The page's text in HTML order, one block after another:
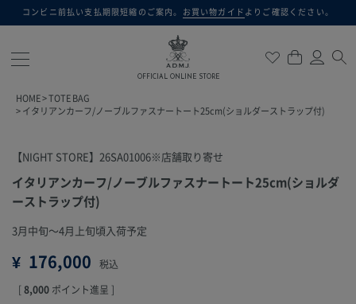
コンビニ前払い支払期限短縮のご案内。 お買い物ガイド よりご確認ください。
OFFICIAL ONLINE STORE
検索
HOME
TOTE BAG
イタリアンカーフ/ノーブルファスナートート25cm(ショルダーストラップ付)
【NIGHT STORE】26SA01006※店舗取り寄せ
イタリアンカーフ/ノーブルファスナートート25cm(ショルダ
ーストラップ付)
3月中旬～4月上旬頃入荷予定
¥ 176,000
税込
[ 8,000 ポイント進呈 ]